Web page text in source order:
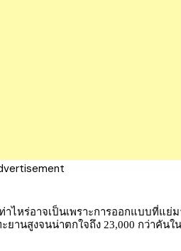
าไหร่อาจเป็นเพราะการออกแบบที่แ
านสูงจนน่าตกใจถึง 23,000 กว่าคันใ